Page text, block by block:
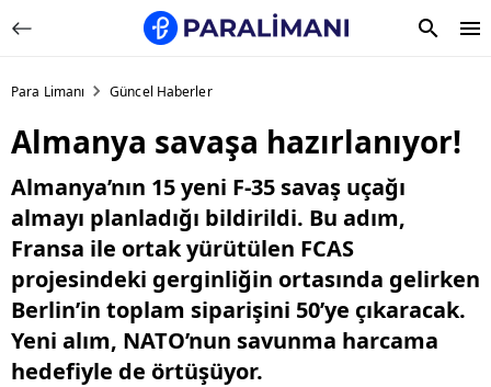
Para Limanı Güncel Haberler
Almanya savaşa hazırlanıyor!
Almanya’nın 15 yeni F-35 savaş uçağı
almayı planladığı bildirildi. Bu adım,
Fransa ile ortak yürütülen FCAS
projesindeki gerginliğin ortasında gelirken
Berlin’in toplam siparişini 50’ye çıkaracak.
Yeni alım, NATO’nun savunma harcama
hedefiyle de örtüşüyor.